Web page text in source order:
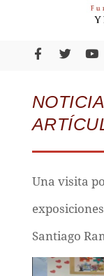
Una visita
Santiago